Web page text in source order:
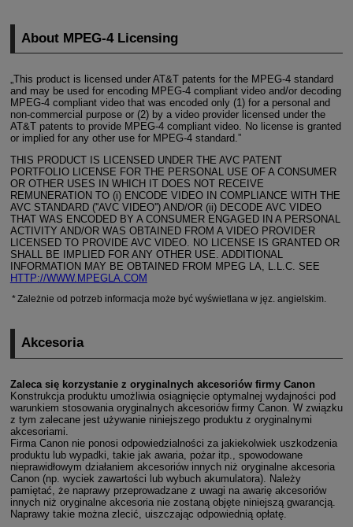
About MPEG-4Licensing
„This product is licensed under AT&T patents for the MPEG-4standard
and may be used for encoding MPEG-4compliant video and/or decoding
MPEG-4compliant video that was encoded only (1) for a personal and
non-commercial purpose or (2) by a video provider licensed under the
AT&T patents to provide MPEG-4compliant video. No license is granted
or implied for any other use for MPEG-4standard.”
THIS PRODUCT IS LICENSED UNDER THE AVC PATENT
PORTFOLIO LICENSE FOR THE PERSONAL USE OF A CONSUMER
OR OTHER USES IN WHICH IT DOES NOT RECEIVE
REMUNERATION TO (i) ENCODE VIDEO IN COMPLIANCE WITH THE
AVC STANDARD (''AVC VIDEO'') AND/OR (ii) DECODE AVC VIDEO
THAT WAS ENCODED BY A CONSUMER ENGAGED IN A PERSONAL
ACTIVITY AND/OR WAS OBTAINED FROM A VIDEO PROVIDER
LICENSED TO PROVIDE AVC VIDEO. NO LICENSE IS GRANTED OR
SHALL BE IMPLIED FOR ANY OTHER USE. ADDITIONAL
INFORMATION MAY BE OBTAINED FROM MPEG LA, L.L.C. SEE
HTTP://WWW.MPEGLA.COM
Zależnie od potrzeb informacja może być wyświetlana w jęz. angielskim.
Akcesoria
Zaleca się korzystanie z oryginalnych akcesoriów firmy Canon
Konstrukcja produktu umożliwia osiągnięcie optymalnej wydajności pod
warunkiem stosowania oryginalnych akcesoriów firmy Canon. W związku
z tym zalecane jest używanie niniejszego produktu z oryginalnymi
akcesoriami.
Firma Canon nie ponosi odpowiedzialności za jakiekolwiek uszkodzenia
produktu lub wypadki, takie jak awaria, pożar itp., spowodowane
nieprawidłowym działaniem akcesoriów innych niż oryginalne akcesoria
Canon (np. wyciek zawartości lub wybuch akumulatora). Należy
pamiętać, że naprawy przeprowadzane z uwagi na awarię akcesoriów
innych niż oryginalne akcesoria nie zostaną objęte niniejszą gwarancją.
Naprawy takie można zlecić, uiszczając odpowiednią opłatę.